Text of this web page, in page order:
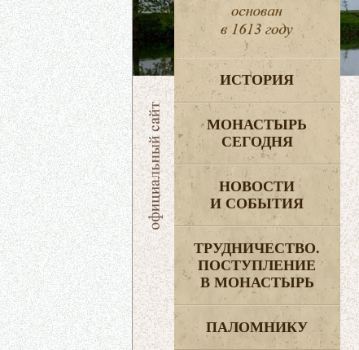
ИСТОРИЯ
МОНАСТЫРЬ
СЕГОДНЯ
НОВОСТИ
И СОБЫТИЯ
ТРУДНИЧЕСТВО.
ПОСТУПЛЕНИЕ
В МОНАСТЫРЬ
ПАЛОМНИКУ